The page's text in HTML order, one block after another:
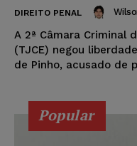
DIREITO PENAL
A 2ª Câmara Criminal
(TJCE) negou
de Pinho, acusado de
Popular